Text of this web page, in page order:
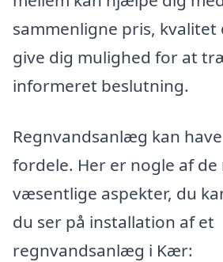
sammenligne pris, kvalitet
give dig mulighed for at
informeret beslutning.
Regnvandsanlæg kan
fordele. Her er nogle af de
væsentlige aspekter, du
du ser på installation af et
regnvandsanlæg i Kær: